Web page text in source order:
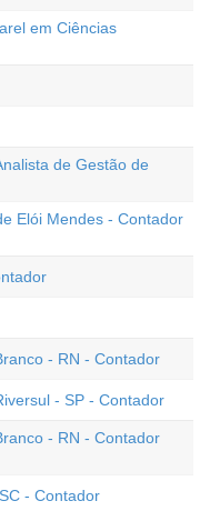
em Ciências
de Gestão de
Elói Mendes - Contador
- RN - Contador
- SP - Contador
- RN - Contador
- Contador